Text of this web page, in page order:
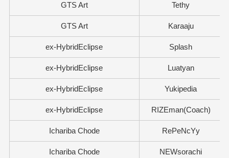
GTS Art Tethy
GTS Art Karaaju
ex-HybridEclipse Splash
ex-HybridEclipse Luatyan
ex-HybridEclipse Yukipedia
ex-HybridEclipse RIZEman(Coach)
Ichariba Chode RePeNcYy
Ichariba Chode NEWsorachi